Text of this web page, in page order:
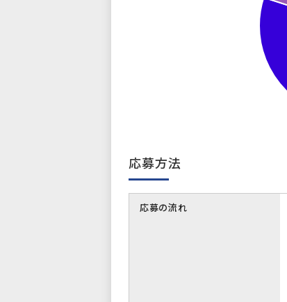
応募方法
応募の流れ